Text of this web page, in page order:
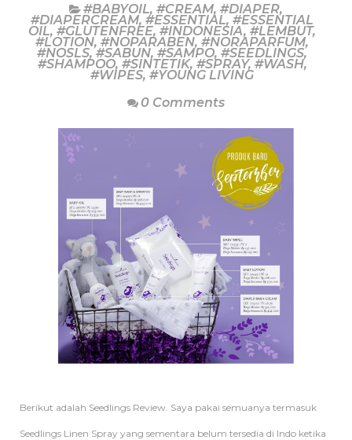
#BABYOIL, #CREAM, #DIAPER,
#DIAPERCREAM, #ESSENTIAL, #ESSENTIAL
OIL, #GLUTENFREE, #INDONESIA, #LEMBUT,
#LOTION, #NOPARABEN, #NORAPARFUM,
#NOSLS,#SABUN, #SAMPO, #SEEDLINGS,
#SHAMPOO, #SINTETIK, #SPRAY, #WASH,
#WIPES, #YOUNG LIVING
0 Comments
Berikut adalah Seedlings Review. Saya pakai semuanya termasuk
Seedlings Linen Spray yang sementara belum tersedia di Indo ketika